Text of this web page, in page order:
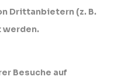
Drittanbietern (z. B.
werden.
Besuche auf